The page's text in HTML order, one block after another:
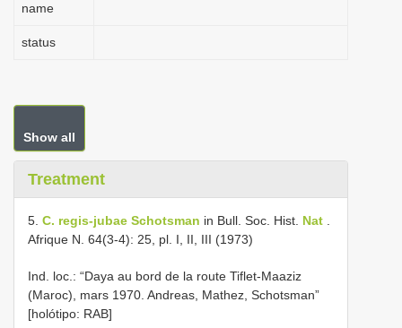
name
status
Show all
Treatment
5. C. regis-jubae Schotsman in Bull. Soc. Hist. Nat
Afrique N. 64(3-4): 25, pl. I, II, III (1973)
Ind. loc.: “Daya au bord de la route Tiflet-Maaziz
(Maroc), mars 1970. Andreas, Mathez, Schotsman”
[holótipo: RAB]